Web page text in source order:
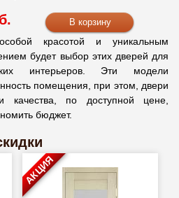
красотой и уникальным
будет выбор этих дверей для
интерьеров. Эти модели
помещения, при этом, двери
качества, по доступной цене,
бюджет.
АКЦИЯ